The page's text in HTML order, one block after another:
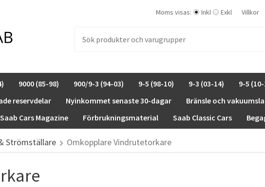
Moms visas: Inkl Exkl Villkor
9000 (85-98) 900/9-3 (94-03) 9-5 (98-10) 9-3 (03-14) 9-5
reservdelar Nyinkommet senaste 30-dagar Bränsle och
Saab Cars Magazine Förbrukningsmaterial Saab Classic Cars
Strömställare Omkopplare Vindrutetorkare